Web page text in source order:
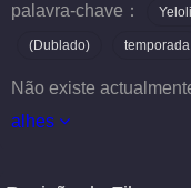
palavra-chave： Yeloli
(Dublado) temporada
Não existe
alhes